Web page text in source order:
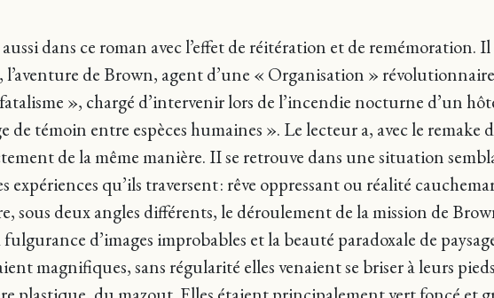
dans ce roman avec l’effet de réitération et de remémoration.
l’aventure de Brown, agent d’une « Organisation »
», chargé d’intervenir lors de l’incendie nocturne d’un
de témoin entre espèces humaines ». Le lecteur a, avec le remake
de la même manière. II se retrouve dans une situation
expériences qu’ils traversent : rêve oppressant ou réalité
sous deux angles différents, le déroulement de la mission de
d’images improbables et la beauté paradoxale de
magnifiques, sans régularité elles venaient se briser à leurs